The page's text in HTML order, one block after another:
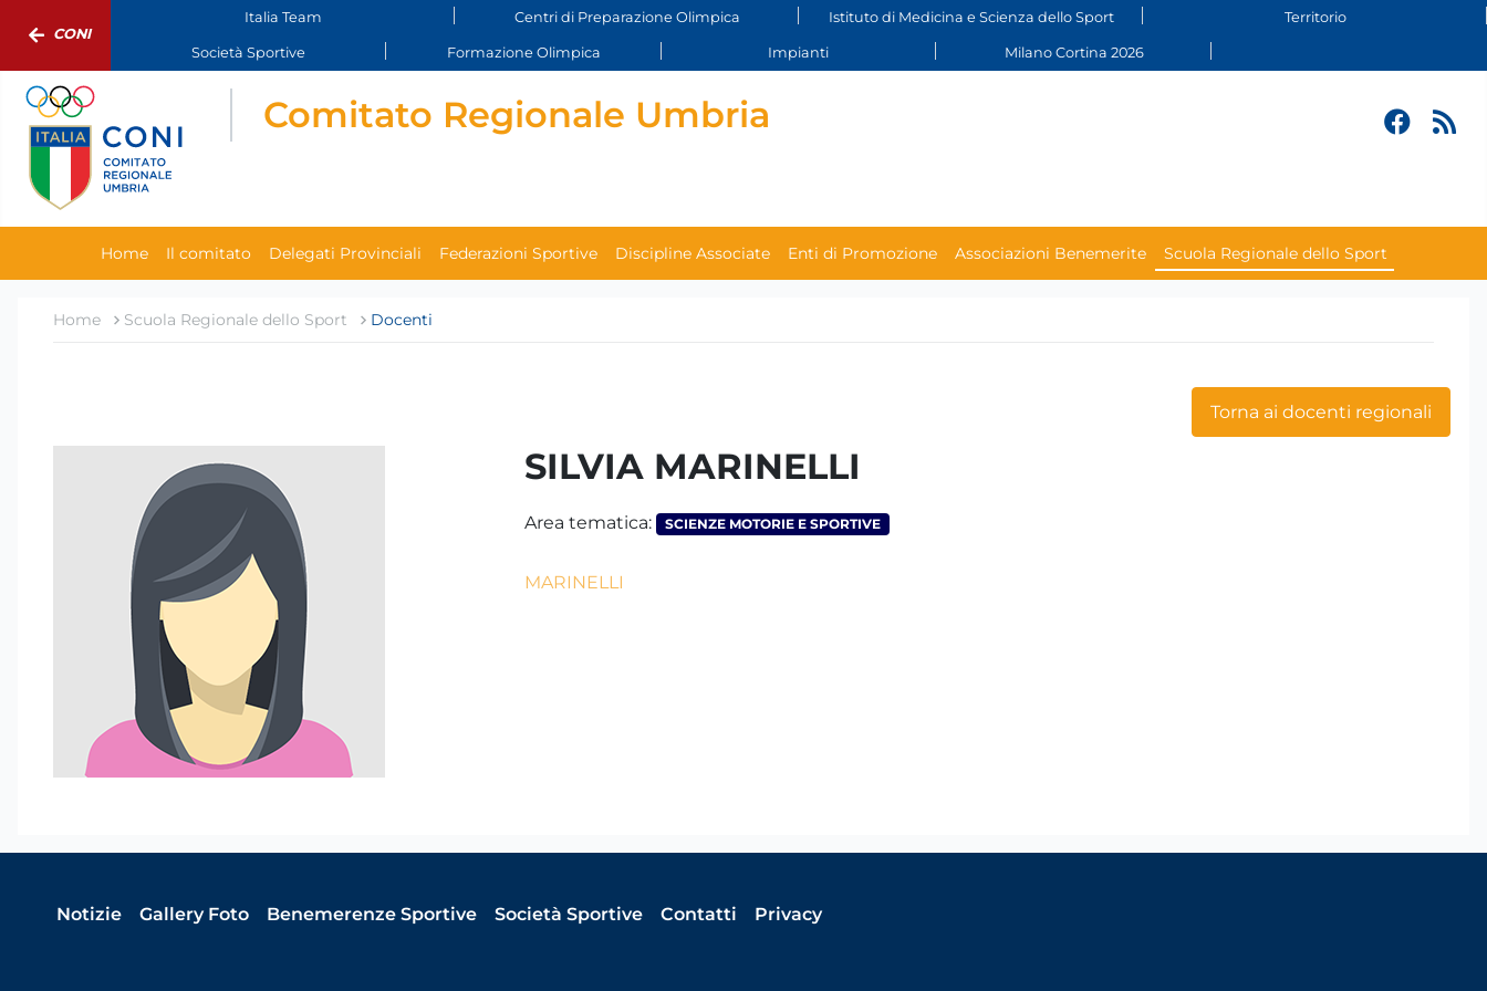
CONI
Italia Team Centri di Preparazione Olimpica Istituto di Medicina e Scienza dello Sport Territorio
Società Sportive Formazione Olimpica Impianti Milano Cortina 2026
Comitato Regionale Umbria
Home Il comitato Delegati Provinciali Federazioni Sportive Discipline Associate Enti di Promozione Associazioni Benemerite Scuola Regionale dello Sport
Home Scuola Regionale dello Sport Docenti
Torna ai docenti regionali
SILVIA MARINELLI
Area tematica: SCIENZE MOTORIE E SPORTIVE
MARINELLI
Notizie Gallery Foto Benemerenze Sportive Società Sportive Contatti Privacy